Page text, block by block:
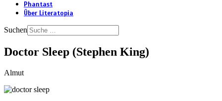
Phantast
Über Literatopia
Suchen
Doctor Sleep (Stephen King)
Almut